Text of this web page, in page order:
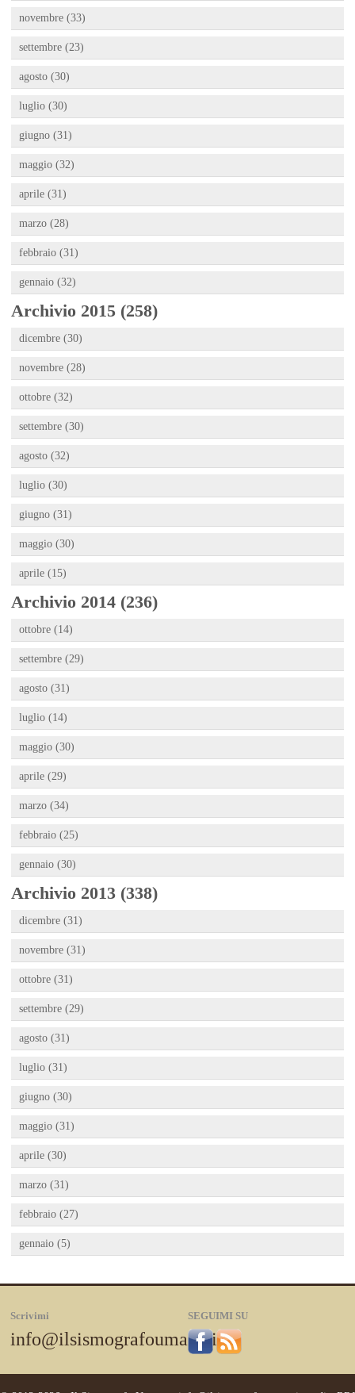
novembre (33)
settembre (23)
agosto (30)
luglio (30)
giugno (31)
maggio (32)
aprile (31)
marzo (28)
febbraio (31)
gennaio (32)
Archivio 2015 (258)
dicembre (30)
novembre (28)
ottobre (32)
settembre (30)
agosto (32)
luglio (30)
giugno (31)
maggio (30)
aprile (15)
Archivio 2014 (236)
ottobre (14)
settembre (29)
agosto (31)
luglio (14)
maggio (30)
aprile (29)
marzo (34)
febbraio (25)
gennaio (30)
Archivio 2013 (338)
dicembre (31)
novembre (31)
ottobre (31)
settembre (29)
agosto (31)
luglio (31)
giugno (30)
maggio (31)
aprile (30)
marzo (31)
febbraio (27)
gennaio (5)
Scrivimi
info@ilsismografoumano.it
SEGUIMI SU